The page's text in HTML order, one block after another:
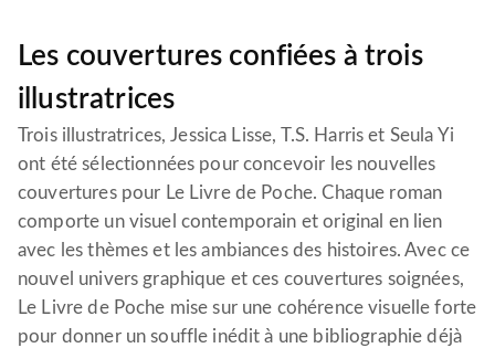
Les couvertures confiées à trois
illustratrices
Trois illustratrices, Jessica Lisse, T.S. Harris et Seula Yi
ont été sélectionnées pour concevoir les nouvelles
couvertures pour Le Livre de Poche. Chaque roman
comporte un visuel contemporain et original en lien
avec les thèmes et les ambiances des histoires. Avec ce
nouvel univers graphique et ces couvertures soignées,
Le Livre de Poche mise sur une cohérence visuelle forte
pour donner un souffle inédit à une bibliographie déjà